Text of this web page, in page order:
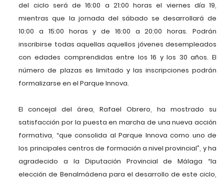
del ciclo será de 16:00 a 21:00 horas el viernes día 19,
mientras que la jornada del sábado se desarrollará de
10:00 a 15:00 horas y de 16:00 a 20:00 horas. Podrán
inscribirse todas aquellas aquellos jóvenes desempleados
con edades comprendidas entre los 16 y los 30 años. El
número de plazas es limitado y las inscripciones podrán
formalizarse en el Parque Innova.
El concejal del área, Rafael Obrero, ha mostrado su
satisfacción por la puesta en marcha de una nueva acción
formativa, “que consolida al Parque Innova como uno de
los principales centros de formación a nivel provincial”, y ha
agradecido a la Diputación Provincial de Málaga “la
elección de Benalmádena para el desarrollo de este ciclo,